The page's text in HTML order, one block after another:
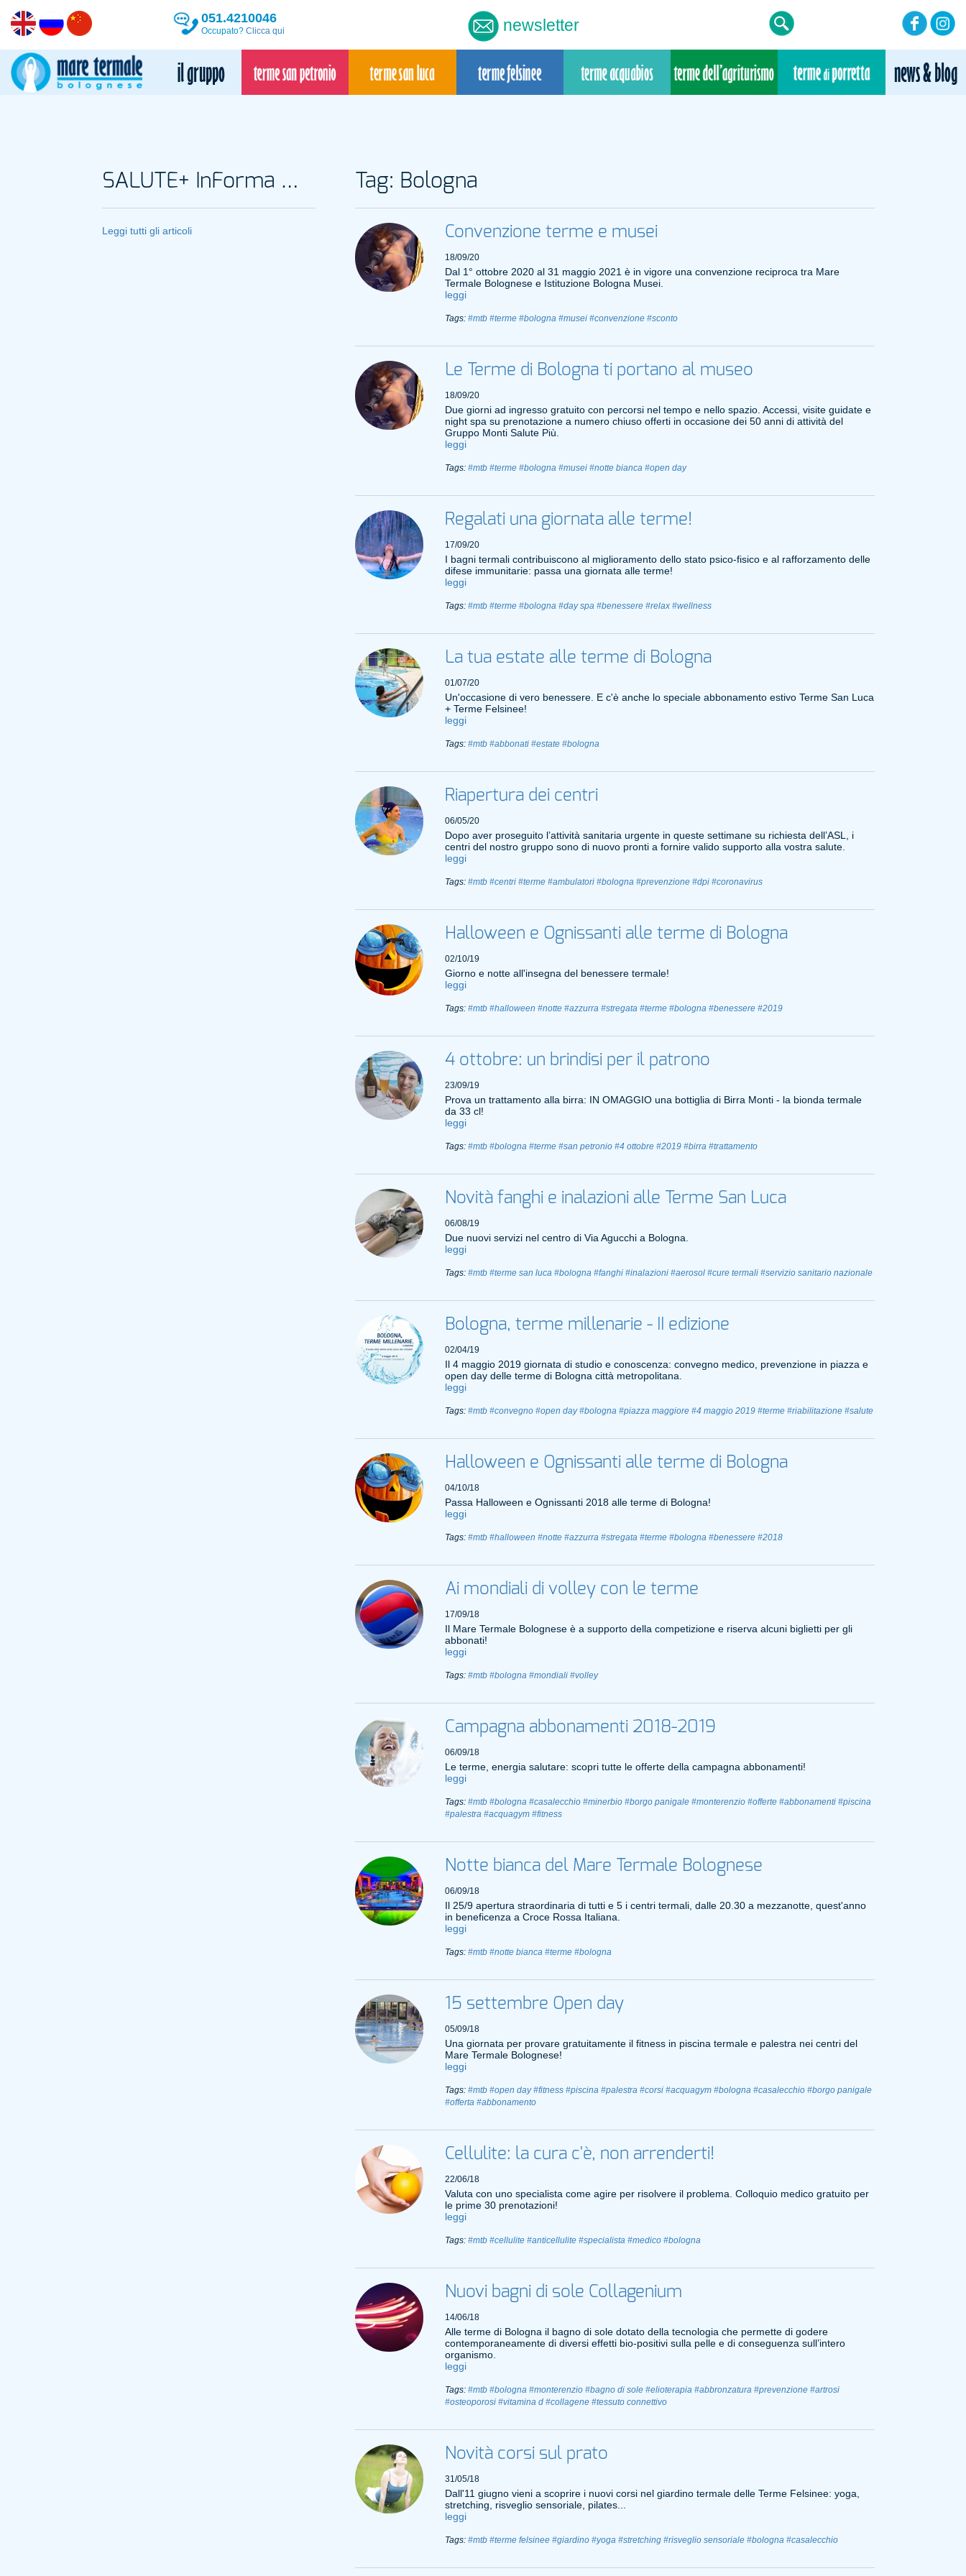
051.4210046
Occupato? Clicca qui newsletter
Tag: Bologna
Convenzione terme e musei
18/09/20
Dal 1° ottobre 2020 al 31 maggio 2021 è in vigore una convenzione reciproca tra Mare
Termale Bolognese e Istituzione Bologna Musei.
leggi
Tags:#mtb #terme #bologna #musei #convenzione #sconto
Le Terme di Bologna ti portano al museo
18/09/20
Due giorni ad ingresso gratuito con percorsi nel tempo e nello spazio. Accessi, visite guidate e
night spa su prenotazione a numero chiuso offerti in occasione dei 50 anni di attività del
Gruppo Monti Salute Più.
leggi
Tags:#mtb #terme #bologna #musei #notte bianca #open day
Regalati una giornata alle terme!
17/09/20
I bagni termali contribuiscono al miglioramento dello stato psico-fisico e al rafforzamento delle
difese immunitarie: passa una giornata alle terme!
leggi
Tags:#mtb #terme #bologna #day spa #benessere #relax #wellness
La tua estate alle terme di Bologna
01/07/20
Un'occasione di vero benessere. E c'è anche lo speciale abbonamento estivo Terme San Luca
+ Terme Felsinee!
leggi
Tags:#mtb #abbonati #estate #bologna
Riapertura dei centri
06/05/20
Dopo aver proseguito l’attività sanitaria urgente in queste settimane su richiesta dell’ASL, i
centri del nostro gruppo sono di nuovo pronti a fornire valido supporto alla vostra salute.
leggi
Tags:#mtb #centri #terme #ambulatori #bologna #prevenzione #dpi #coronavirus
Halloween e Ognissanti alle terme di Bologna
02/10/19
Giorno e notte all'insegna del benessere termale!
leggi
Tags:#mtb #halloween #notte #azzurra #stregata #terme #bologna #benessere #2019
4 ottobre: un brindisi per il patrono
23/09/19
Prova un trattamento alla birra: IN OMAGGIO una bottiglia di Birra Monti - la bionda termale
da 33 cl!
leggi
Tags:#mtb #bologna #terme #san petronio #4 ottobre #2019 #birra #trattamento
Novità fanghi e inalazioni alle Terme San Luca
06/08/19
Due nuovi servizi nel centro di Via Agucchi a Bologna.
leggi
Tags:#mtb #terme san luca #bologna #fanghi #inalazioni #aerosol #cure termali #servizio sanitario nazionale
Bologna, terme millenarie - II edizione
02/04/19
Il 4 maggio 2019 giornata di studio e conoscenza: convegno medico, prevenzione in piazza e
open day delle terme di Bologna città metropolitana.
leggi
Tags:#mtb #convegno #open day #bologna #piazza maggiore #4 maggio 2019 #terme #riabilitazione #salute
Halloween e Ognissanti alle terme di Bologna
04/10/18
Passa Halloween e Ognissanti 2018 alle terme di Bologna!
leggi
Tags:#mtb #halloween #notte #azzurra #stregata #terme #bologna #benessere #2018
Ai mondiali di volley con le terme
17/09/18
Il Mare Termale Bolognese è a supporto della competizione e riserva alcuni biglietti per gli
abbonati!
leggi
Tags:#mtb #bologna #mondiali #volley
Campagna abbonamenti 2018-2019
06/09/18
Le terme, energia salutare: scopri tutte le offerte della campagna abbonamenti!
leggi
Tags:#mtb #bologna #casalecchio #minerbio #borgo panigale #monterenzio #offerte #abbonamenti #piscina
#palestra #acquagym #fitness
Notte bianca del Mare Termale Bolognese
06/09/18
Il 25/9 apertura straordinaria di tutti e 5 i centri termali, dalle 20.30 a mezzanotte, quest'anno
in beneficenza a Croce Rossa Italiana.
leggi
Tags:#mtb #notte bianca #terme #bologna
15 settembre Open day
05/09/18
Una giornata per provare gratuitamente il fitness in piscina termale e palestra nei centri del
Mare Termale Bolognese!
leggi
Tags:#mtb #open day #fitness #piscina #palestra #corsi #acquagym #bologna #casalecchio #borgo panigale
#offerta #abbonamento
Cellulite: la cura c'è, non arrenderti!
22/06/18
Valuta con uno specialista come agire per risolvere il problema. Colloquio medico gratuito per
le prime 30 prenotazioni!
leggi
Tags:#mtb #cellulite #anticellulite #specialista #medico #bologna
Nuovi bagni di sole Collagenium
14/06/18
Alle terme di Bologna il bagno di sole dotato della tecnologia che permette di godere
contemporaneamente di diversi effetti bio-positivi sulla pelle e di conseguenza sull’intero
organismo.
leggi
Tags:#mtb #bologna #monterenzio #bagno di sole #elioterapia #abbronzatura #prevenzione #artrosi
#osteoporosi #vitamina d #collagene #tessuto connettivo
Novità corsi sul prato
31/05/18
Dall'11 giugno vieni a scoprire i nuovi corsi nel giardino termale delle Terme Felsinee: yoga,
stretching, risveglio sensoriale, pilates...
leggi
Tags:#mtb #terme felsinee #giardino #yoga #stretching #risveglio sensoriale #bologna #casalecchio
SALUTE+ InForma Magazine
Leggi tutti gli articoli